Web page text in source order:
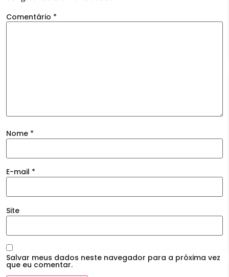
Comentário *
Nome *
E-mail *
Site
Salvar meus dados neste navegador para a próxima vez
que eu comentar.